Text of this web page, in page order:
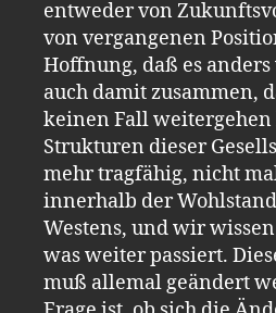
entweder von
von vergangenen
Hoffnung, daß es
auch damit zusammen,
keinen Fall weitergehen
Strukturen dieser
mehr tragfähig, nicht
innerhalb der
Westens, und wir
was weiter passiert.
muß allemal geändert